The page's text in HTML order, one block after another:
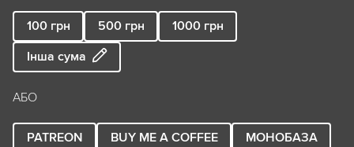
100 грн 500 грн 1000 грн
Інша сума
АБО
PATREON BUY ME A COFFEE
МОНОБАЗА